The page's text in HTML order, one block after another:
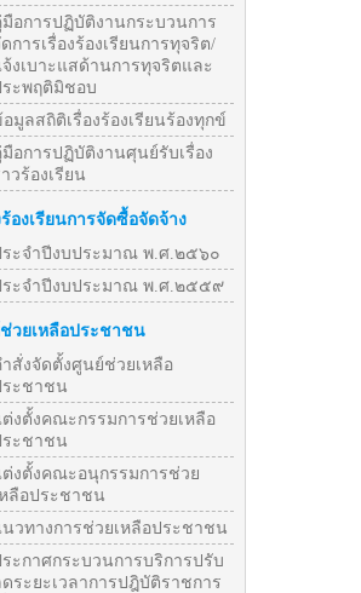
มือการปฏิบัติงานกระบวนการ
การเรื่องร้องเรียนการทุจริต/
งเบาะแสด้านการทุจริตและ
ะพฤติมิชอบ
มูลสถิติเรื่องร้องเรียนร้องทุกข์
มือการปฏิบัติงานศุนย์รับเรื่อง
วร้องเรียน
ร้องเรียนการจัดซื้อจัดจ้าง
ะจำปีงบประมาณ พ.ศ.๒๕๖๐
ะจำปีงบประมาณ พ.ศ.๒๕๕๙
วยเหลือประชาชน
ำสั่งจัดตั้งศูนย์ช่วยเหลือ
ะชาชน
ต่งตั้งคณะกรรมการช่วยเหลือ
ะชาชน
ต่งตั้งคณะอนุกรรมการช่วย
หลือประชาชน
นวทางการช่วยเหลือประชาชน
ะกาศกระบวนการบริการปรับ
ระยะเวลาการปฎิบัติราชการ